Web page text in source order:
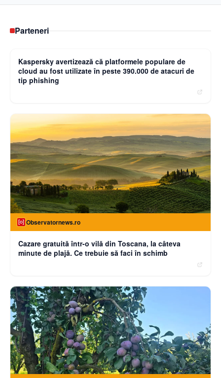
Parteneri
Kaspersky avertizează că platformele populare de
cloud au fost utilizate în peste 390.000 de atacuri de
tip phishing
Observatornews.ro
Cazare gratuită într-o vilă din Toscana, la câteva
minute de plajă. Ce trebuie să faci în schimb